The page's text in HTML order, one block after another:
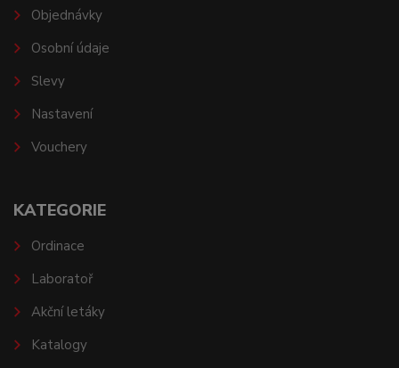
Objednávky
Osobní údaje
Slevy
Nastavení
Vouchery
KATEGORIE
Ordinace
Laboratoř
Akční letáky
Katalogy